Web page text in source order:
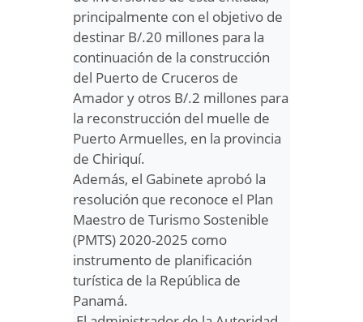
principalmente con el objetivo de
destinar B/.20 millones para la
continuación de la construcción
del Puerto de Cruceros de
Amador y otros B/.2 millones para
la reconstrucción del muelle de
Puerto Armuelles, en la provincia
de Chiriquí.
Además, el Gabinete aprobó la
resolución que reconoce el Plan
Maestro de Turismo Sostenible
(PMTS) 2020-2025 como
instrumento de planificación
turística de la República de
Panamá.